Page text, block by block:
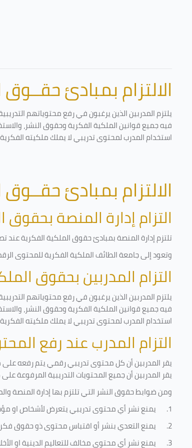
الالتزام بمبادئ حقــوق
يلتزم المدربين الذين يرغبون في رفع محتوياتهم
فيه جميع قوانين الملكية الفكرية وحقوق النشر،
استخدام المدرب لمحتوى تدريبي لا يملك ملكيته
الالتزام بمبادئ حقــوق
التزام إدارة المنصة بحقوق
تلتزم إدارة المنصة بمبادئ حقوق الملكية الفكرية عند
وتعود إلى جامعة الطائف الملكية الفكرية للمحتوى
التزام المدربين بحقوق
يلتزم المدربين الذين يرغبون في رفع محتوياتهم
فيه جميع قوانين الملكية الفكرية وحقوق النشر،
استخدام المدرب لمحتوى تدريبي لا يملك ملكيته
التزام المدرب عند رفع
يقر المدربين أن كل محتوى تدريبي رقمي يتم رفعه على
يقر المدربين أن جميع المحتويات التدريبية
ومن ضوابط حقوق النشر التي تلتزم بها إدارة المنصة
1.
يمنع نشر أي محتوى تدريبي يتعرض لأشخاص او
2.
يمنع التعدي بنشر أو اقتباس محتوى ذو حقوق
3.
يمنع نشر أي محتوى مخالف للتعاليم الدينية او